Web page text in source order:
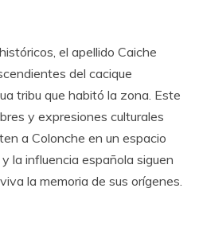
el apellido Caiche
del cacique
tribu que habitó la zona. Este
y expresiones culturales
a Colonche en un espacio
la influencia española siguen
la memoria de sus orígenes.